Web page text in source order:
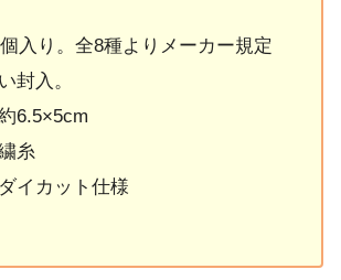
個入り。全8種よりメーカー規定
封入。
6.5×5cm
糸
イカット仕様